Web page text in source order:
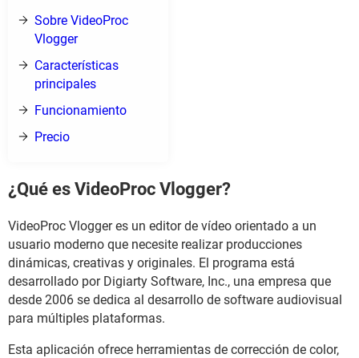
Sobre VideoProc
Vlogger
Características
principales
Funcionamiento
Precio
¿Qué es VideoProc Vlogger?
VideoProc Vlogger es un editor de vídeo orientado a un
usuario moderno que necesite realizar producciones
dinámicas, creativas y originales. El programa está
desarrollado por Digiarty Software, Inc., una empresa que
desde 2006 se dedica al desarrollo de software audiovisual
para múltiples plataformas.
Esta aplicación ofrece herramientas de corrección de color,